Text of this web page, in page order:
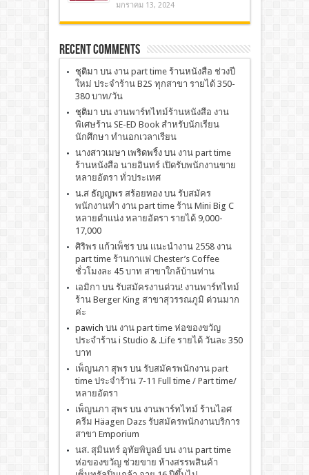
มกราคม 13, 2024
Recent Comments
ชุติมา บน งาน part time ร้านหนังสือ ช่วงปี
ใหม่ ประจำร้าน B2S ทุกสาขา รายได้ 350-
380 บาท/วัน
ชุติมา บน งานพาร์ทไทม์ร้านหนังสือ งาน
พิเศษร้าน SE-ED Book สำหรับนักเรียน
นักศึกษา ทำนอกเวลาเรียน
นางสาวเมษา เพริดพริ้งบน งาน part time
ร้านหนังสือ นายอินทร์ เปิดรับพนักงานขาย
หลายอัตรา ทั่วประเทศ
น.ส ธัญญพร สร้อยทองบน รับสมัคร
พนักงานทำ งาน part time ร้าน Mini Big C
หลายตำแน่ง หลายอัตรา รายได้ 9,000-
17,000
ศิริพร แก้วเพ็ชรบน เเนะนำงาน 2558 งาน
part time ร้านกาแฟ Chester’s Coffee
ชั่วโมงละ 45 บาท สาขาใกล้บ้านท่าน
เอมิกา บน รับสมัครงานด่วน! งานพาร์ทไทม์
ร้าน Berger King สาขาสุวรรณภูมิ ด่วนมาก
ค่ะ
pawich บน งาน part time ห่อของขวัญ
ประจำร้าน i Studio & .Life รายได้ วันละ 350
บาท
เพ็ญนภา สุพรบน รับสมัครพนักงาน part
time ประจำร้าน 7-11 Full time / Part time/
หลายอัตรา
เพ็ญนภา สุพรบน งานพาร์ทไทม์ ร้านไอศ
ครีม Häagen Dazs รับสมัครพนักงานบริการ
สาขา Emporium
นส. สุมินทร์ อุทัยพิบูลย์ บน งาน part time
ห่อของขวัญ ช่วยขาย ห้างสรรพสินค้า